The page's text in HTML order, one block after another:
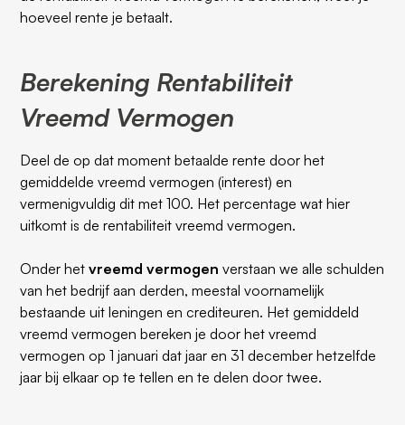
hoeveel rente je betaalt.
Berekening Rentabiliteit
Vreemd Vermogen
Deel de op dat moment betaalde rente door het
gemiddelde vreemd vermogen (interest) en
vermenigvuldig dit met 100. Het percentage wat hier
uitkomt is de rentabiliteit vreemd vermogen.
Onder hetvreemd vermogen verstaan we alle schulden
van het bedrijf aan derden, meestal voornamelijk
bestaande uit leningen en crediteuren. Het gemiddeld
vreemd vermogen bereken je door het vreemd
vermogen op 1 januari dat jaar en 31 december hetzelfde
jaar bij elkaar op te tellen en te delen door twee.